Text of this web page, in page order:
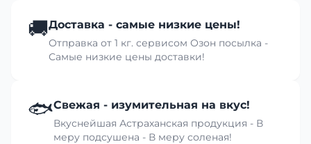
🚚Доставка - самые низкие цены!
Отправка от 1 кг. сервисом Озон посылка -
Самые низкие цены доставки!
🐟Свежая - изумительная на вкус!
Вкуснейшая Астраханская продукция - В
меру подсушена - В меру соленая!